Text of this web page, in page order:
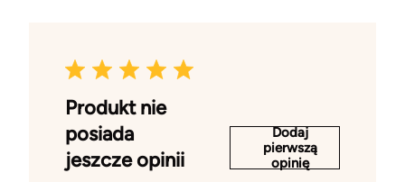
Produkt nie
posiada
jeszcze opinii
Dodaj
pierwszą
opinię